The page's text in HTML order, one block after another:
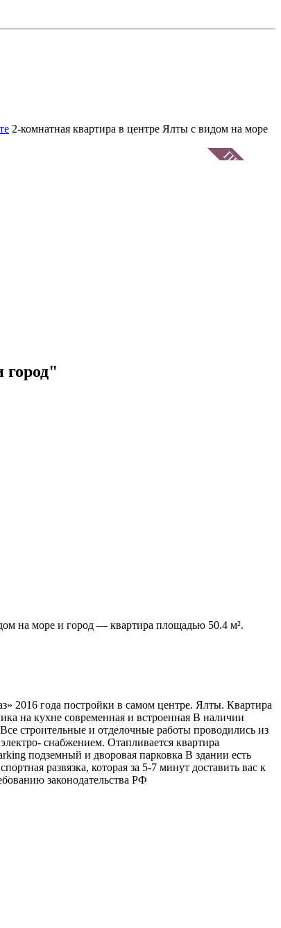
2-комнатная квартира в центре Ялты с видом на море
город"
на море и город — квартира площадью 50.4 м².
2016 года постройки в самом центре. Ялты. Квартира
на кухне современная и встроенная В наличии
строительные и отделочные работы проводились из
снабжением. Отапливается квартира
подземный и дворовая парковка В здании есть
развязка, которая за 5-7 минут доставить вас к
законодательства РФ